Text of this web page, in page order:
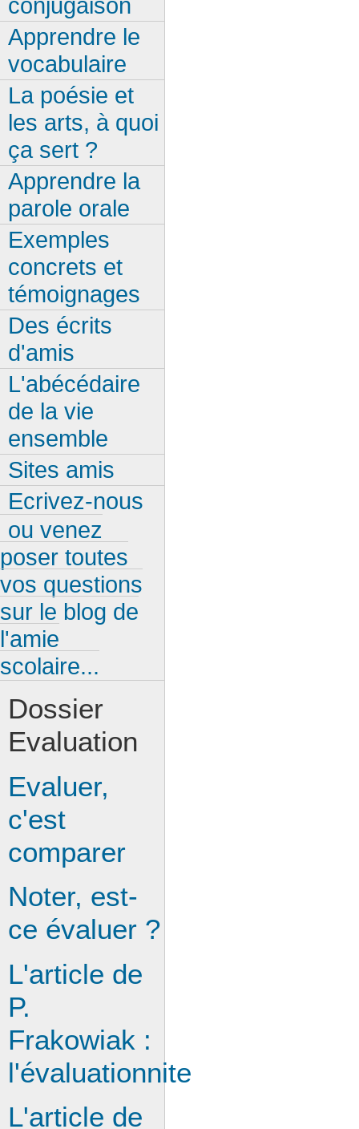
Apprendre le
vocabulaire
La poésie et
les arts, à quoi
ça sert ?
Apprendre la
parole orale
Exemples
concrets et
témoignages
Des écrits
d'amis
L'abécédaire
de la vie
ensemble
Sites amis
Ecrivez-nous
ou venez
poser toutes
vos questions
sur le blog de
l'amie
scolaire...
Dossier
Evaluation
Evaluer,
c'est
comparer
Noter, est-
ce évaluer ?
L'article de
P.
Frakowiak :
l'évaluationnite
L'article de